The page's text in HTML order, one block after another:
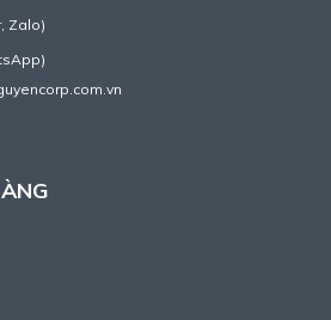
Zalo)